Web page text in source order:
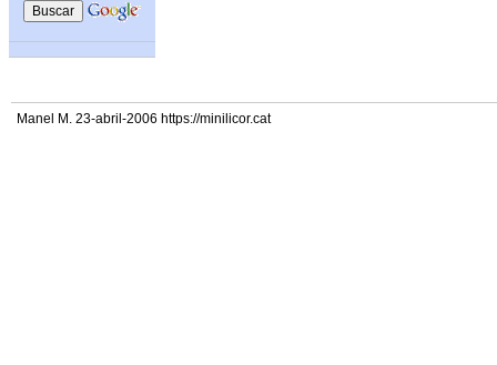
Manel M. 23-abril-2006 https://minilicor.cat